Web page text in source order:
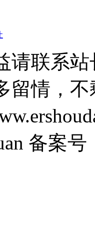
请联系
留情，
备案